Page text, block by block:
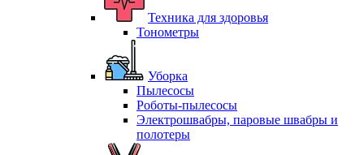
Техника для здоровья
Тонометры
Уборка
Пылесосы
Роботы-пылесосы
Электрошвабры, паровые швабры и
полотеры